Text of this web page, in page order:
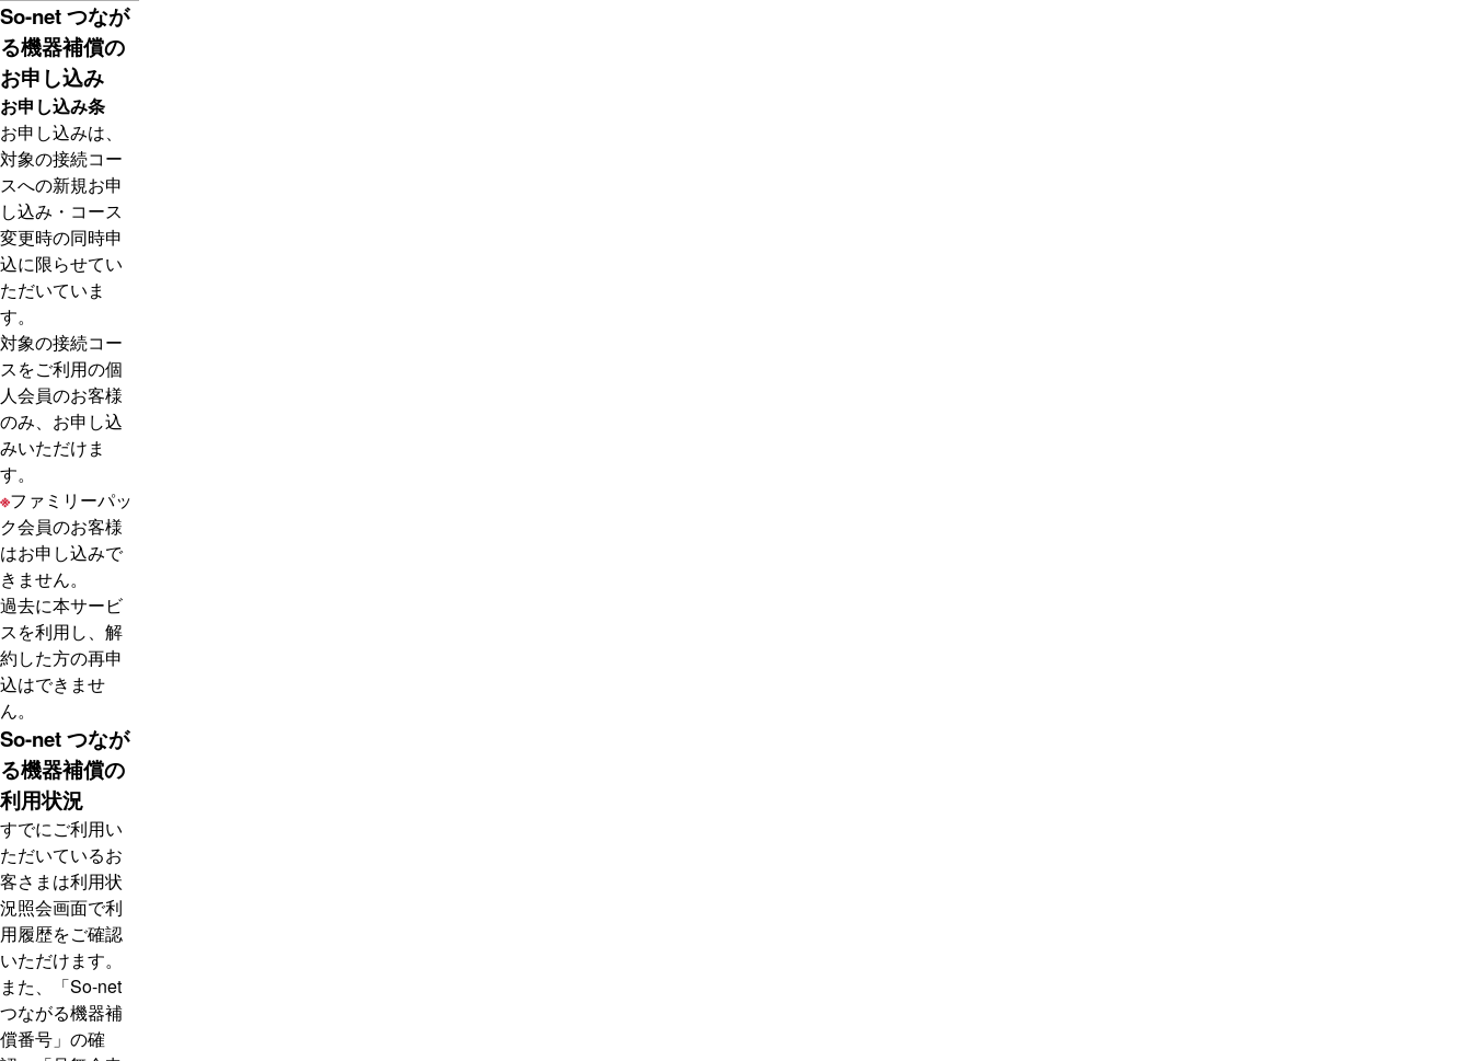
So-net つなが
る機器補償の
お申し込み
お申し込み条
お申し込みは、
対象の接続コー
スへの新規お申
し込み・コース
変更時の同時申
込に限らせてい
ただいていま
す。
対象の接続コー
スをご利用の個
人会員のお客様
のみ、お申し込
みいただけま
す。
※ファミリーパッ
ク会員のお客様
はお申し込みで
きません。
過去に本サービ
スを利用し、解
約した方の再申
込はできませ
ん。
So-net つなが
る機器補償の
利用状況
すでにご利用い
ただいているお
客さまは利用状
況照会画面で利
用履歴をご確認
いただけます。
また、「So-net
つながる機器補
償番号」の確